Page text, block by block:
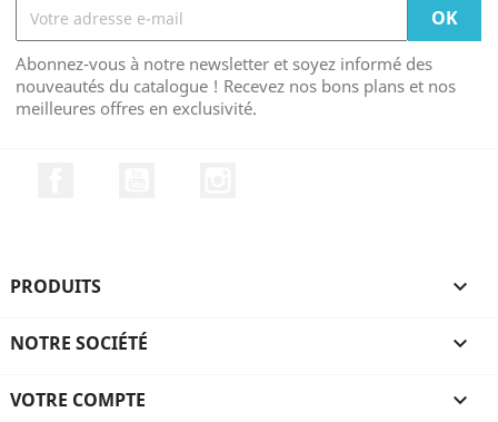
Abonnez-vous à notre newsletter et soyez informé des
nouveautés du catalogue ! Recevez nos bons plans et nos
meilleures offres en exclusivité.
PRODUITS 
NOTRE SOCIÉTÉ 
VOTRE COMPTE 